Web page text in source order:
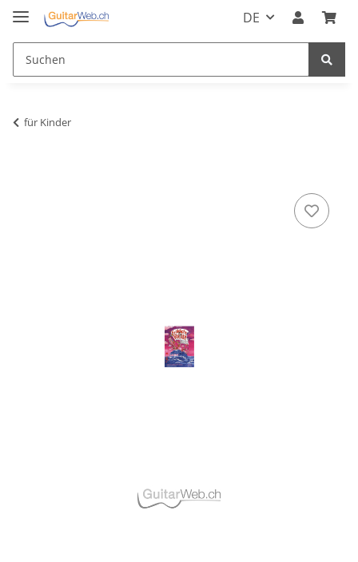
DE
für Kinder